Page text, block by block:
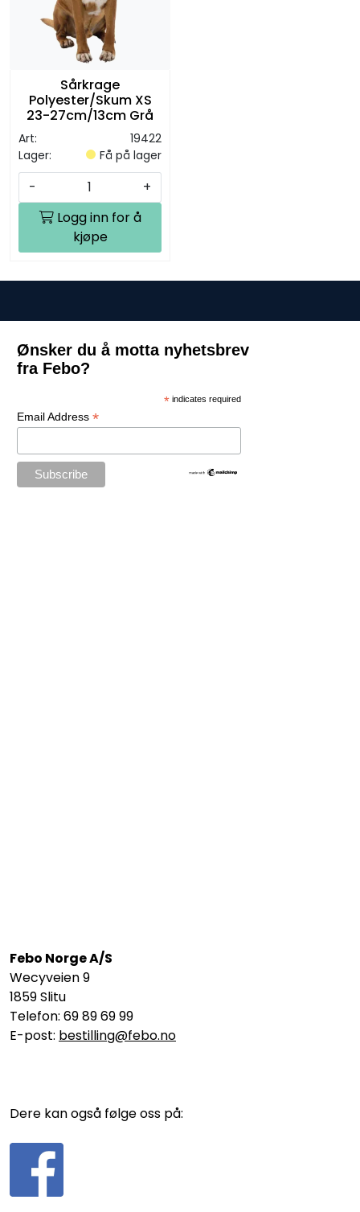
Sårkrage
Polyester/Skum XS
23-27cm/13cm Grå
Art:
19422
Lager:
Få på lager
-
+
Logg inn for å
kjøpe
Ønsker du å motta nyhetsbrev
fra Febo?
* indicates required
Email Address *
Febo Norge A/S
Wecyveien 9
1859 Slitu
Telefon: 69 89 69 99
E-post: bestilling@febo.no
Dere kan også følge oss på: